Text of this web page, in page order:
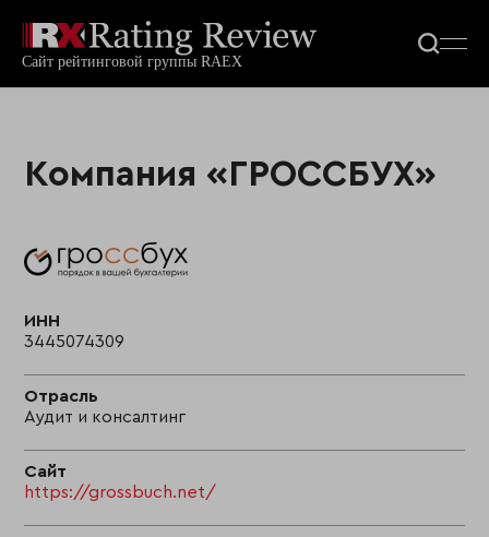
Компания «ГРОССБУХ»
ИНН
3445074309
Отрасль
Аудит и консалтинг
Сайт
https://grossbuch.net/